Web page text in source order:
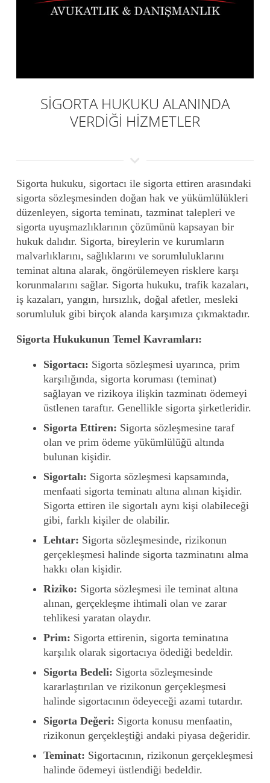
SİGORTA HUKUKU ALANINDA
VERDİĞİ HİZMETLER
Sigorta hukuku, sigortacı ile sigorta ettiren arasındaki
sigorta sözleşmesinden doğan hak ve yükümlülükleri
düzenleyen, sigorta teminatı, tazminat talepleri ve
sigorta uyuşmazlıklarının çözümünü kapsayan bir
hukuk dalıdır. Sigorta, bireylerin ve kurumların
malvarlıklarını, sağlıklarını ve sorumluluklarını
teminat altına alarak, öngörülemeyen risklere karşı
korunmalarını sağlar. Sigorta hukuku, trafik kazaları,
iş kazaları, yangın, hırsızlık, doğal afetler, mesleki
sorumluluk gibi birçok alanda karşımıza çıkmaktadır.
Sigorta Hukukunun Temel Kavramları:
Sigortacı: Sigorta sözleşmesi uyarınca, prim
karşılığında, sigorta koruması (teminat)
sağlayan ve rizikoya ilişkin tazminatı ödemeyi
üstlenen taraftır. Genellikle sigorta şirketleridir.
Sigorta Ettiren: Sigorta sözleşmesine taraf
olan ve prim ödeme yükümlülüğü altında
bulunan kişidir.
Sigortalı: Sigorta sözleşmesi kapsamında,
menfaati sigorta teminatı altına alınan kişidir.
Sigorta ettiren ile sigortalı aynı kişi olabileceği
gibi, farklı kişiler de olabilir.
Lehtar: Sigorta sözleşmesinde, rizikonun
gerçekleşmesi halinde sigorta tazminatını alma
hakkı olan kişidir.
Riziko: Sigorta sözleşmesi ile teminat altına
alınan, gerçekleşme ihtimali olan ve zarar
tehlikesi yaratan olaydır.
Prim: Sigorta ettirenin, sigorta teminatına
karşılık olarak sigortacıya ödediği bedeldir.
Sigorta Bedeli: Sigorta sözleşmesinde
kararlaştırılan ve rizikonun gerçekleşmesi
halinde sigortacının ödeyeceği azami tutardır.
Sigorta Değeri: Sigorta konusu menfaatin,
rizikonun gerçekleştiği andaki piyasa değeridir.
Teminat: Sigortacının, rizikonun gerçekleşmesi
halinde ödemeyi üstlendiği bedeldir.